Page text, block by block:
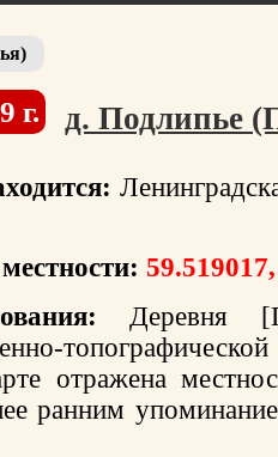
г. д. Подлипье
Деревня
отражена
ранним